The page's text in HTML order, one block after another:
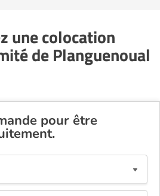
une colocation
de Planguenoual
pour être